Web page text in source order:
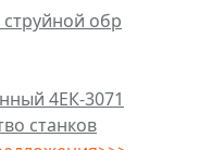
обр
4ЕК-3071
станков